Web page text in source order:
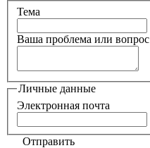
Тема
Ваша проблема или вопрос
Личные данные
Электронная почта
Отправить